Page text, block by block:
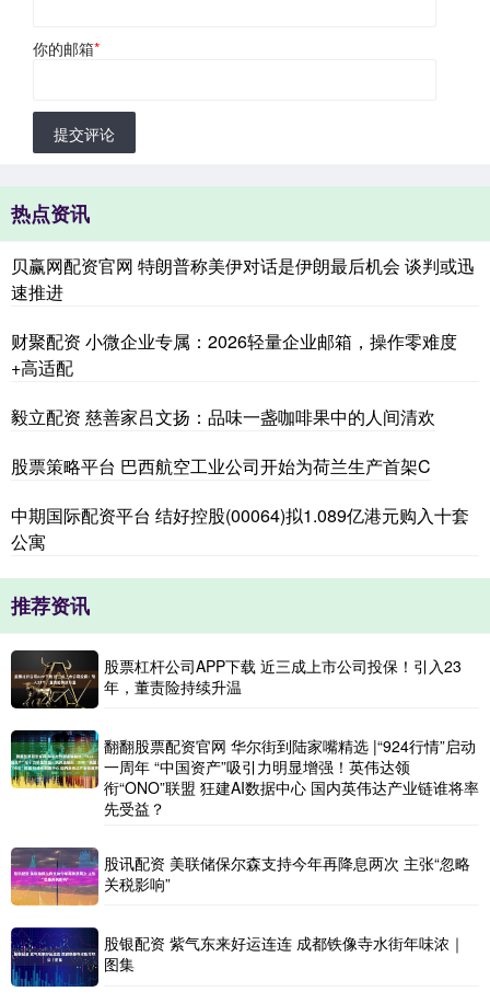
你的邮箱*
提交评论
热点资讯
贝赢网配资官网 特朗普称美伊对话是伊朗最后机会 谈判或迅
速推进
财聚配资 小微企业专属：2026轻量企业邮箱，操作零难度
+高适配
毅立配资 慈善家吕文扬：品味一盏咖啡果中的人间清欢
股票策略平台 巴西航空工业公司开始为荷兰生产首架C
中期国际配资平台 结好控股(00064)拟1.089亿港元购入十套
公寓
推荐资讯
股票杠杆公司APP下载 近三成上市公司投保！引入23
年，董责险持续升温
翻翻股票配资官网 华尔街到陆家嘴精选 |“924行情”启动
一周年 “中国资产”吸引力明显增强！英伟达领
衔“ONO”联盟 狂建AI数据中心 国内英伟达产业链谁将率
先受益？
股讯配资 美联储保尔森支持今年再降息两次 主张“忽略
关税影响”
股银配资 紫气东来好运连连 成都铁像寺水街年味浓｜
图集